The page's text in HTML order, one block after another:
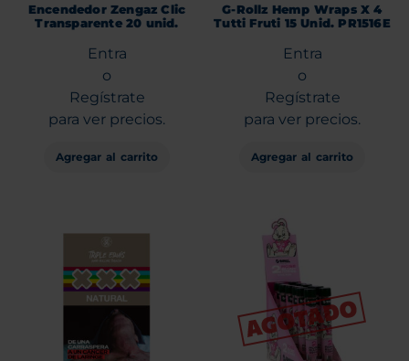
Encendedor Zengaz Clic
Transparente 20 unid.
Entra
o
Regístrate
para ver precios.
Agregar al carrito
G-Rollz Hemp Wraps X 4
Tutti Fruti 15 Unid. PR1516E
Entra
o
Regístrate
para ver precios.
Agregar al carrito